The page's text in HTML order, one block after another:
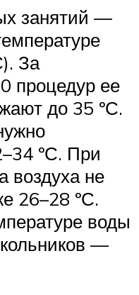
занятий —
За
процедур ее
до 35 ºС.
ºС. При
воздуха не
26–28 ºС.
воды
—